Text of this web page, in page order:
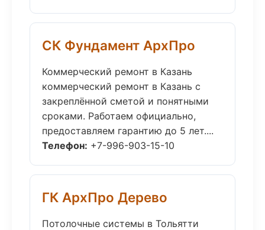
СК Фундамент АрхПро
Коммерческий ремонт в Казань
коммерческий ремонт в Казань с
закреплённой сметой и понятными
сроками. Работаем официально,
предоставляем гарантию до 5 лет....
Телефон: +7-996-903-15-10
ГК АрхПро Дерево
Потолочные системы в Тольятти